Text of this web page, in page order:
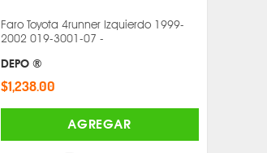
Faro Toyota 4runner Izquierdo 1999-
2002 019-3001-07 -
DEPO ®
$1,238.00
AGREGAR